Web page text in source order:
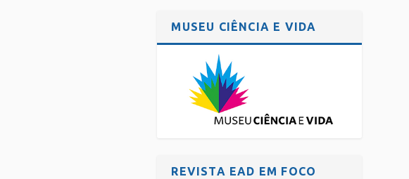
MUSEU CIÊNCIA E VIDA
REVISTA EAD EM FOCO